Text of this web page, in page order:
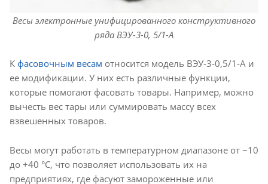
Весы электронные унифицированного конструктивного
ряда ВЭУ-3-0, 5/1-А
К фасовочным весам относится модель ВЭУ-3-0,5/1-А и
ее модификации. У них есть различные функции,
которые помогают фасовать товары. Например, можно
вычесть вес тары или суммировать массу всех
взвешенных товаров.
Весы могут работать в температурном диапазоне от −10
до +40 °С, что позволяет использовать их на
предприятиях, где фасуют замороженные или